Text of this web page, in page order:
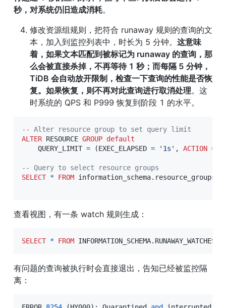
秒，对系统仍旧造成消耗。
修改资源组规则，把符合 runaway 规则的查询的文
本，加入到监控列表中，时长为 5 分钟。 这意味
着，如果文本匹配到被标记为 runaway 的查询，那
么会被直接杀掉，不再等待 1 秒；而每隔 5 分钟，
TiDB 会自动放开限制，检查一下查询的性能是否恢
复。如果恢复，则不再对此查询进行取消处理。这
时系统的 QPS 和 P999 恢复到阶段 1 的水平。
-- Alter resource group to set query limit
ALTER RESOURCE GROUP default
    QUERY_LIMIT
= (EXEC_ELAPSED = '1s' , ACTION =
-- Query to select resource groups
SELECT * FROM information_schema. resource_groups
查看视图，有一条 watch 规则生成：
SELECT * FROM INFORMATION_SCHEMA. RUNAWAY_WATCHES
有问题的查询被执行时会直接退出，告知已经被监控隔
离：